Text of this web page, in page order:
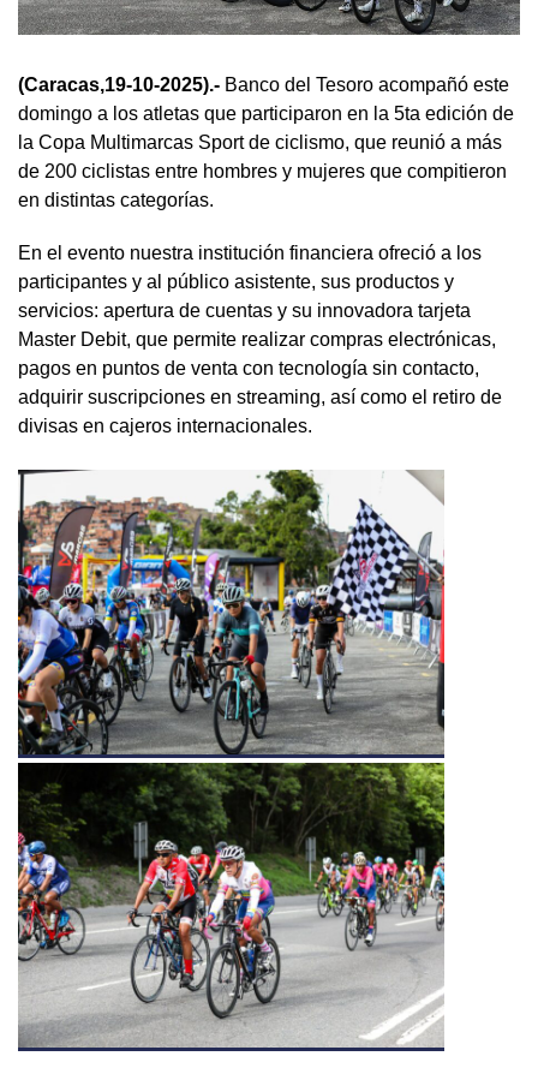
(Caracas,19-10-2025).- Banco del Tesoro acompañó este
domingo a los atletas que participaron en la 5ta edición de
la Copa Multimarcas Sport de ciclismo, que reunió a más
de 200 ciclistas entre hombres y mujeres que compitieron
en distintas categorías.
En el evento nuestra institución financiera ofreció a los
participantes y al público asistente, sus productos y
servicios: apertura de cuentas y su innovadora tarjeta
Master Debit, que permite realizar compras electrónicas,
pagos en puntos de venta con tecnología sin contacto,
adquirir suscripciones en streaming, así como el retiro de
divisas en cajeros internacionales.